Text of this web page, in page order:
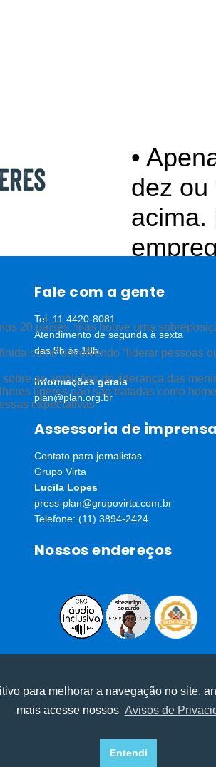
melhorar o desempenho, analisar
Recusar Cookies Aceitar Cookies
melhorar o desempenho, analisar
Recusar Cookies Aceitar Cookies
•
dez ou
acima.
20 países, mas houve uma
como envolvendo “liderar pessoas
as ambições de liderança das
líderes não são tratadas como
expectativas
Fale com a gente
Tel: 11 4420-8081
Atendimento de segunda à sexta
das 9h às 18h.
Informações gerais
plan@plan.org.br
Assessoria de imprensa
Contato para jornalistas
Grupo Virta
Lucila Lopes
press-plan@grupovirta.com.br
Telefone: (11) 3894-2424
Nossos endereços
para melhorar a navegação no site,
mais acesse nossos Avisos de
Entendi